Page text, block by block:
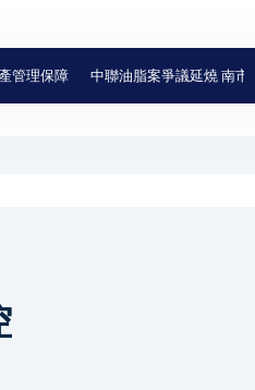
保障 中聯油脂案爭議延燒 南市府：